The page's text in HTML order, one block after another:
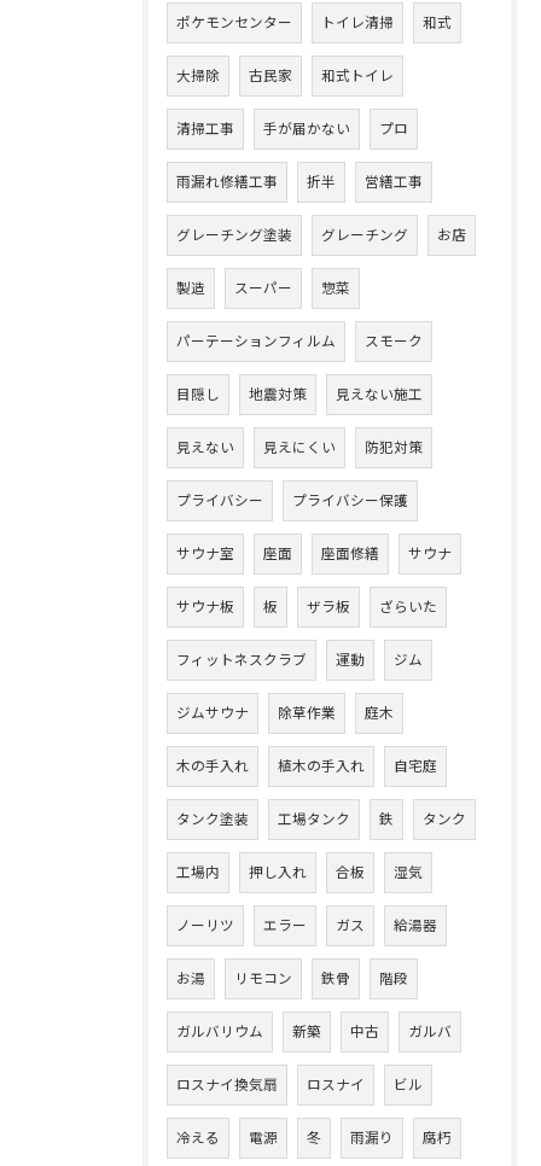
ポケモンセンター トイレ清掃 和式
大掃除 古民家 和式トイレ
清掃工事 手が届かない プロ
雨漏れ修繕工事 折半 営繕工事
グレーチング塗装 グレーチング お店
製造 スーパー 惣菜
パーテーションフィルム スモーク
目隠し 地震対策 見えない施工
見えない 見えにくい 防犯対策
プライバシー プライバシー保護
サウナ室 座面 座面修繕 サウナ
サウナ板 板 ザラ板 ざらいた
フィットネスクラブ 運動 ジム
ジムサウナ 除草作業 庭木
木の手入れ 植木の手入れ 自宅庭
タンク塗装 工場タンク 鉄 タンク
工場内 押し入れ 合板 湿気
ノーリツ エラー ガス 給湯器
お湯 リモコン 鉄骨 階段
ガルバリウム 新築 中古 ガルバ
ロスナイ換気扇 ロスナイ ビル
冷える 電源 冬 雨漏り 腐朽